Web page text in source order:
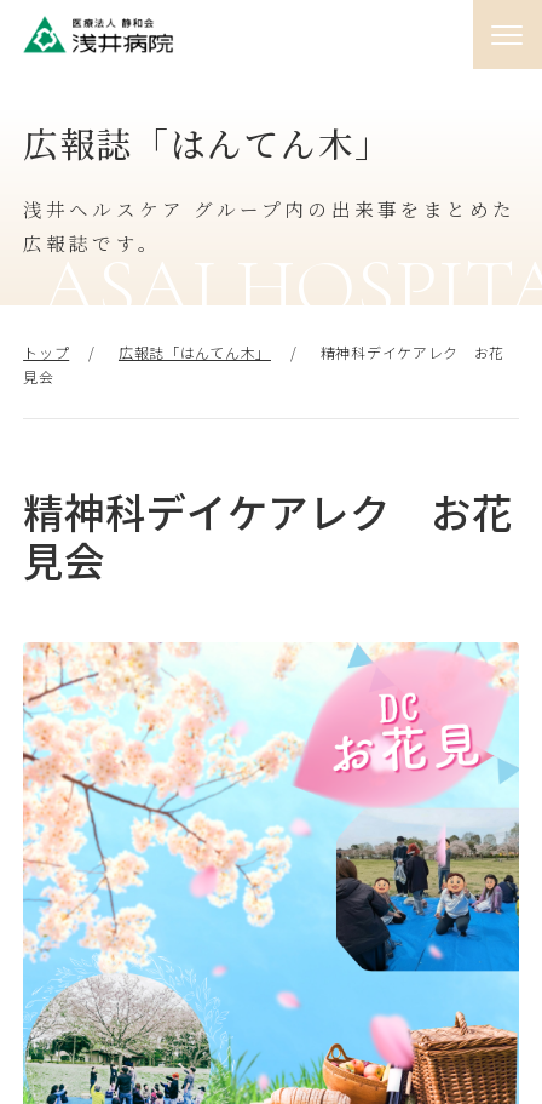
♯01 外来
♯02 入院
♯03 訪問
♯05 採用情報
♯06 浅井病院について
地域連携 お問い合わせ アクセス
広報誌「はんてん木」
浅井ヘルスケア グループ内の出来事をまとめた
広報誌です。
ASAI
トップ 広報誌「はんてん木」
精神科デイケアレク お花
見会
精神科デイケアレク お花
見会